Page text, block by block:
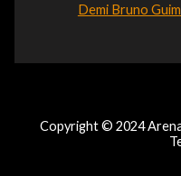
Demi Bruno
Copyright © 2024